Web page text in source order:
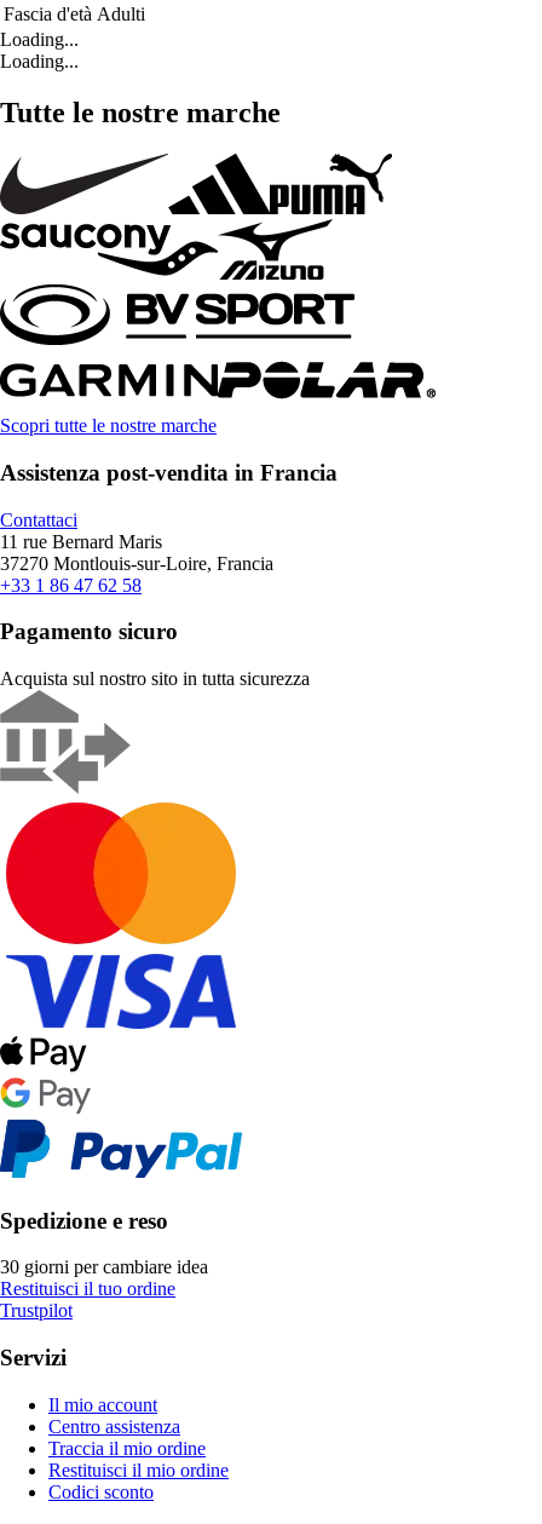
Fascia d'età Adulti
Loading...
Loading...
Tutte le nostre marche
Scopri tutte le nostre marche
Assistenza post-vendita in Francia
Contattaci
11 rue Bernard Maris
37270 Montlouis-sur-Loire, Francia
+33 1 86 47 62 58
Pagamento sicuro
Acquista sul nostro sito in tutta sicurezza
Spedizione e reso
30 giorni per cambiare idea
Restituisci il tuo ordine
Trustpilot
Servizi
Il mio account
Centro assistenza
Traccia il mio ordine
Restituisci il mio ordine
Codici sconto